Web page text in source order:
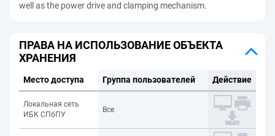
well as the power drive and clamping mechanism.
ПРАВА НА ИСПОЛЬЗОВАНИЕ ОБЪЕКТА
ХРАНЕНИЯ
Место доступа Группа пользователей Действие
Локальная сеть
ИБК СПбПУ
Все